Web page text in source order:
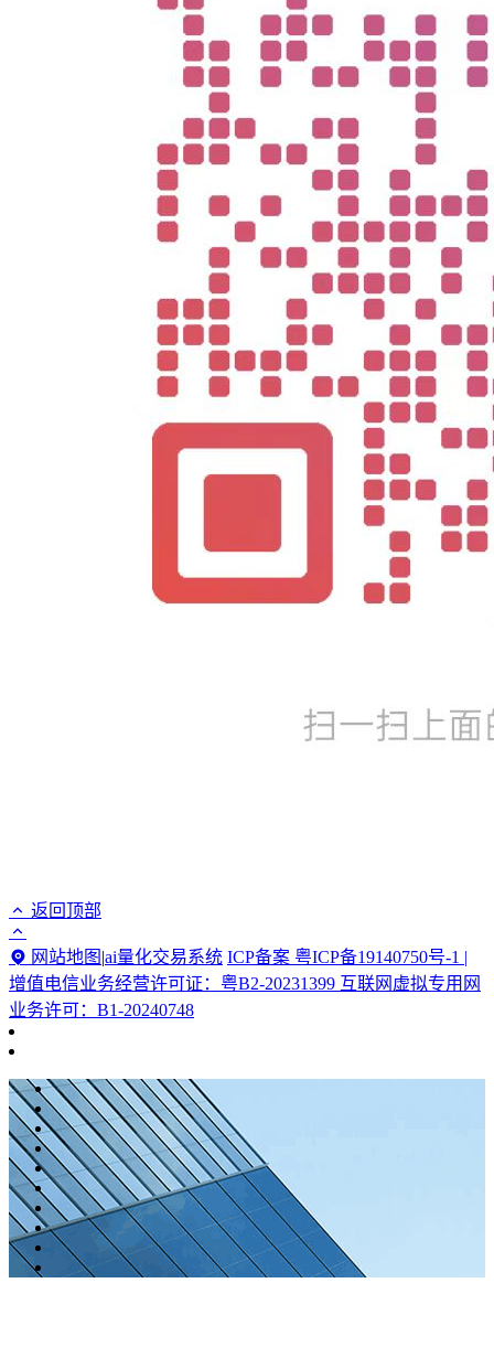
返回顶部
网站地图 |ai量化交易系统 ICP备案 粤ICP备19140750号-1 |
增值电信业务经营许可证：粤B2-20231399 互联网虚拟专用网
业务许可：B1-20240748